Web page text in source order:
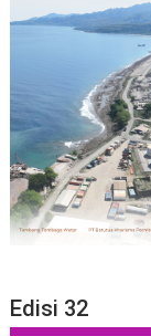
Edisi 32